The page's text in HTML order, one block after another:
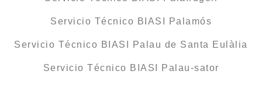
Servicio Técnico BIASI Palamós
Servicio Técnico BIASI Palau de Santa Eulàlia
Servicio Técnico BIASI Palau-sator